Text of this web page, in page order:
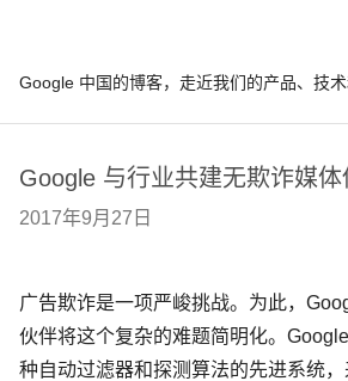
Google 中国的博客，走近我们的产品、技
Google 与行业共建无欺诈媒体
2017年9月27日
广告欺诈是一项严峻挑战。为此，
伙伴将这个复杂的难题简明化。
种自动过滤器和探测算法的先进系统